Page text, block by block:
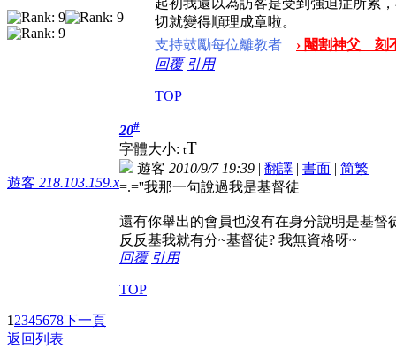
切就變得順理成章啦。
支持鼓勵每位離教者
› 閹割神父 刻
回覆 引用
TOP
遊客 218.103.159.x
20#
字體大小: tT
遊客 2010/9/7 19:39 | 翻譯 | 書面 | 简繁
=.=''我那一句說過我是基督徒
還有你舉出的會員也沒有在身分說明是基督
反反基我就有分~基督徒? 我無資格呀~
回覆 引用
TOP
12345678下一頁
返回列表